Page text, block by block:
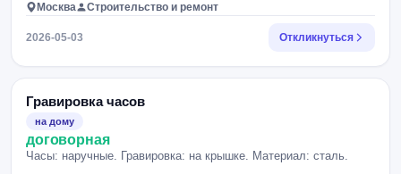
Москва Строительство и ремонт
2026-05-03 Откликнуться
Гравировка часов
на дому
договорная
Часы: наручные. Гравировка: на крышке. Материал: сталь.